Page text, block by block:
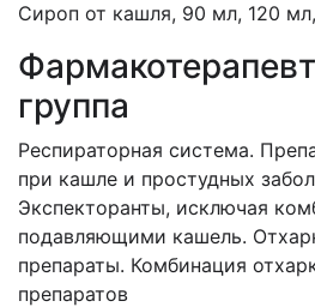
Сироп от кашля, 90 мл, 120
группа
Респираторная система.
при кашле и простудных
Экспекторанты, исключая
подавляющими кашель.
препараты. Комбинация
препаратов